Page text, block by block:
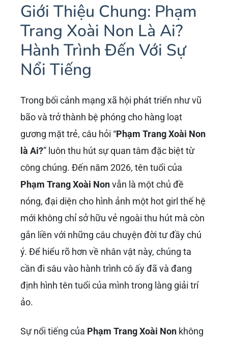
Giới Thiệu Chung: Phạm
Trang Xoài Non Là Ai?
Hành Trình Đến Với Sự
Nổi Tiếng
Trong bối cảnh mạng xã hội phát triển như vũ
bão và trở thành bệ phóng cho hàng loạt
gương mặt trẻ, câu hỏi “Phạm Trang Xoài Non
là Ai?” luôn thu hút sự quan tâm đặc biệt từ
công chúng. Đến năm 2026, tên tuổi của
Phạm Trang Xoài Nonvẫn là một chủ đề
nóng, đại diện cho hình ảnh một hot girl thế hệ
mới không chỉ sở hữu vẻ ngoài thu hút mà còn
gắn liền với những câu chuyện đời tư đầy chú
ý. Để hiểu rõ hơn về nhân vật này, chúng ta
cần đi sâu vào hành trình cô ấy đã và đang
định hình tên tuổi của mình trong làng giải trí
ảo.
Sự nổi tiếng của Phạm Trang Xoài Non không